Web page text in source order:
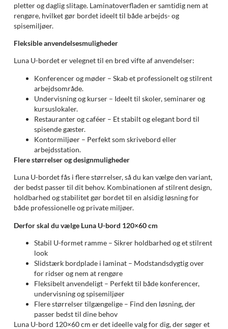
pletter og daglig slitage. Laminatoverfladen er samtidig nem at
rengøre, hvilket gør bordet ideelt til både arbejds- og
spisemiljøer.
Fleksible anvendelsesmuligheder
Luna U-bordet er velegnet til en bred vifte af anvendelser:
Konferencer og møder – Skab et professionelt og stilrent
arbejdsområde.
Undervisning og kurser – Ideelt til skoler, seminarer og
kursuslokaler.
Restauranter og caféer – Et stabilt og elegant bord til
spisende gæster.
Kontormiljøer – Perfekt som skrivebord eller
arbejdsstation.
Flere størrelser og designmuligheder
Luna U-bordet fås i flere størrelser, så du kan vælge den variant,
der bedst passer til dit behov. Kombinationen af stilrent design,
holdbarhed og stabilitet gør bordet til en alsidig løsning for
både professionelle og private miljøer.
Derfor skal du vælge Luna U-bord 120×60 cm
Stabil U-formet ramme – Sikrer holdbarhed og et stilrent
look
Slidstærk bordplade i laminat – Modstandsdygtig over
for ridser og nem at rengøre
Fleksibelt anvendeligt – Perfekt til både konferencer,
undervisning og spisemiljøer
Flere størrelser tilgængelige – Find den løsning, der
passer bedst til dine behov
Luna U-bord 120×60 cm er det ideelle valg for dig, der søger et